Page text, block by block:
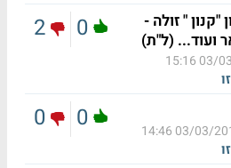
"קנון " זולה -
ועוד... (ל"ת)
03/03/
0
2
03/03/2015
0
0